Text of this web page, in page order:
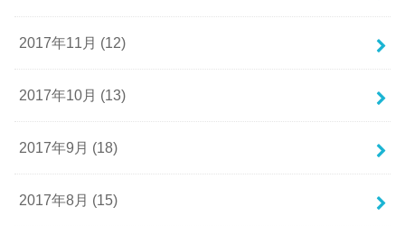
2017年11月 (12)
2017年10月 (13)
2017年9月 (18)
2017年8月 (15)